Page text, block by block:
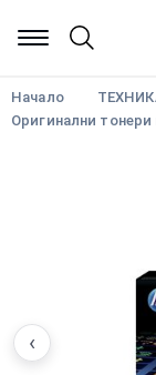
Начало
Оригинални
‹